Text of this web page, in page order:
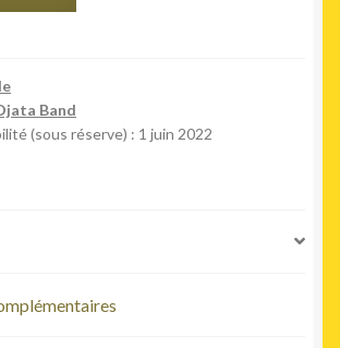
Band
(sous réserve) : 1 juin 2022